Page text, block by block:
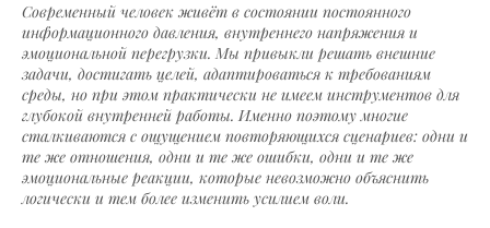
Современный человек живёт в состоянии постоянного
информационного давления, внутреннего напряжения и
эмоциональной перегрузки. Мы привыкли решать внешние
задачи, достигать целей, адаптироваться к требованиям
среды, но при этом практически не имеем инструментов для
глубокой внутренней работы. Именно поэтому многие
сталкиваются с ощущением повторяющихся сценариев: одни и
те же отношения, одни и те же ошибки, одни и те же
эмоциональные реакции, которые невозможно объяснить
логически и тем более изменить усилием воли.